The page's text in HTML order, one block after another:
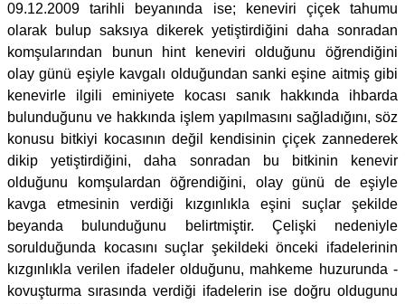
09.12.2009 tarihli beyanında ise; keneviri çiçek tahumu
olarak bulup saksıya dikerek yetiştirdiğini daha sonradan
komşularından bunun hint keneviri olduğunu öğrendiğini
olay günü eşiyle kavgalı olduğundan sanki eşine aitmiş gibi
kenevirle ilgili eminiyete kocası sanık hakkında ihbarda
bulunduğunu ve hakkında işlem yapılmasını sağladığını, söz
konusu bitkiyi kocasının değil kendisinin çiçek zannederek
dikip yetiştirdiğini, daha sonradan bu bitkinin kenevir
olduğunu komşulardan öğrendiğini, olay günü de eşiyle
kavga etmesinin verdiği kızgınlıkla eşini suçlar şekilde
beyanda bulunduğunu belirtmiştir. Çelişki nedeniyle
sorulduğunda kocasını suçlar şekildeki önceki ifadelerinin
kızgınlıkla verilen ifadeler olduğunu, mahkeme huzurunda -
kovuşturma sırasında verdiği ifadelerin ise doğru oldugunu